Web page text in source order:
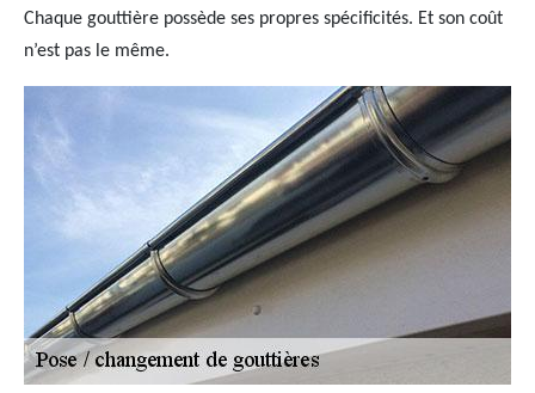
Chaque gouttière possède ses propres spécificités. Et son coût
n’est pas le même.